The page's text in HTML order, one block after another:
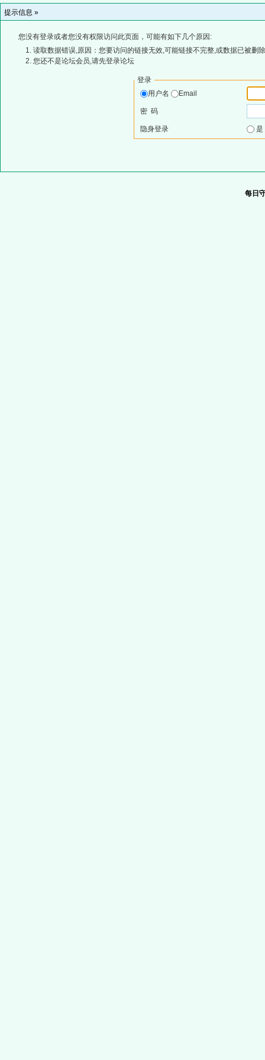
提示信息 »
您没有登录或者您没有权限访问此页面，可能有如下几个原因:
读取数据错误,原因：您要访问的链接无效,可能链接不完整,或数据已被删
您还不是论坛会员,请先登录论坛
登录
用户名
Email
密 码
隐身登录
每日